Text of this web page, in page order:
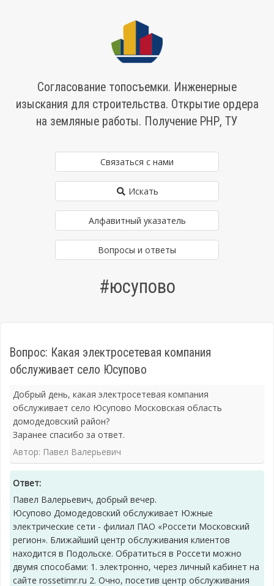
Согласование топосъемки. Инженерные
изыскания для строительства. Открытие ордера
на земляные работы. Получение РНР, ТУ
Связаться с нами
Искать
Алфавитный указатель
Вопросы и ответы
#юсупово
Вопрос: Какая электросетевая компания
обслуживает село Юсупово
Добрый день, какая электросетевая компания
обслуживает село Юсупово Московская область
домодедовский район?
Заранее спасибо за ответ.
Автор: Павел Валерьевич
Ответ:
Павел Валерьевич, добрый вечер.
Юсупово Домодедовский обслуживает Южные
электрические сети - филиал ПАО «Россети Московский
регион». Ближайший центр обслуживания клиентов
находится в Подольске. Обратиться в Россети можно
двумя способами: 1. электронно, через личный кабинет на
сайте rossetimr.ru 2. Очно, посетив центр обслуживания